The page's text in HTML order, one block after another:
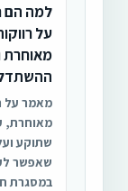
למה הם
על
מאוחרת
מאמר על
מאוחרת,
שתוקע
שאפשר
במסגרת